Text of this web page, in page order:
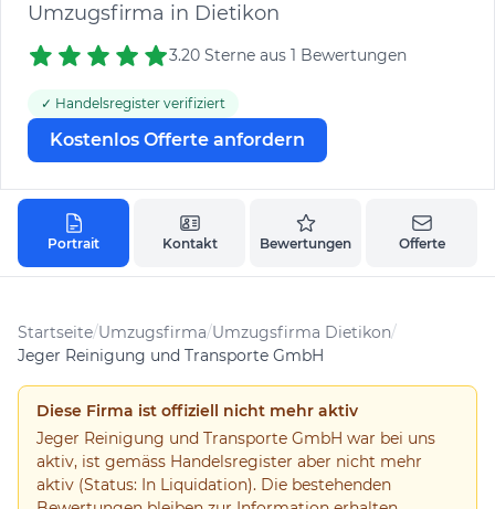
Umzugsfirma in Dietikon
3.20 Sterne aus 1 Bewertungen
✓ Handelsregister verifiziert
Kostenlos Offerte anfordern
Portrait Kontakt Bewertungen Offerte
Startseite/Umzugsfirma/Umzugsfirma Dietikon/
Jeger Reinigung und Transporte GmbH
Diese Firma ist offiziell nicht mehr aktiv
Jeger Reinigung und Transporte GmbH war bei uns
aktiv, ist gemäss Handelsregister aber nicht mehr
aktiv (Status: In Liquidation). Die bestehenden